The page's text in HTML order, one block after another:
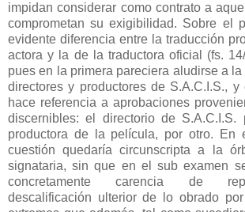
impidan considerar como contrato a
comprometan su exigibilidad. Sobre el
evidente diferencia entre la traducción
actora y la de la traductora oficial (fs.
pues en la primera pareciera aludirse a
directores y productores de S.A.C.I.S.,
hace referencia a aprobaciones
discernibles: el directorio de
productora de la película, por otro. En
cuestión quedaría circunscripta a la
signataria, sin que en el sub examen
concretamente carencia de
descalificación ulterior de lo obrado